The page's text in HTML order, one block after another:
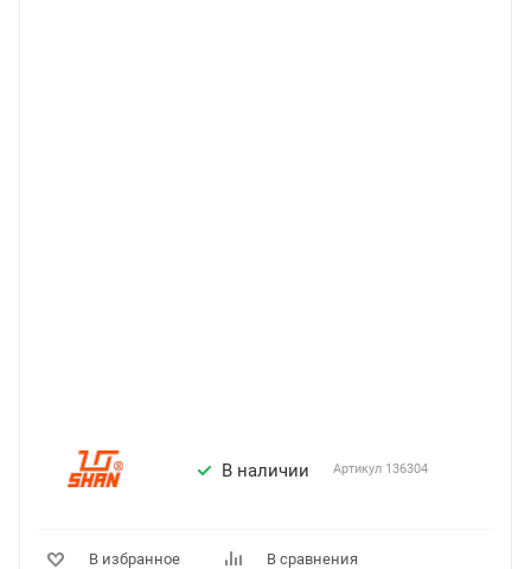
В наличии Артикул 136304
В избранное В сравнения